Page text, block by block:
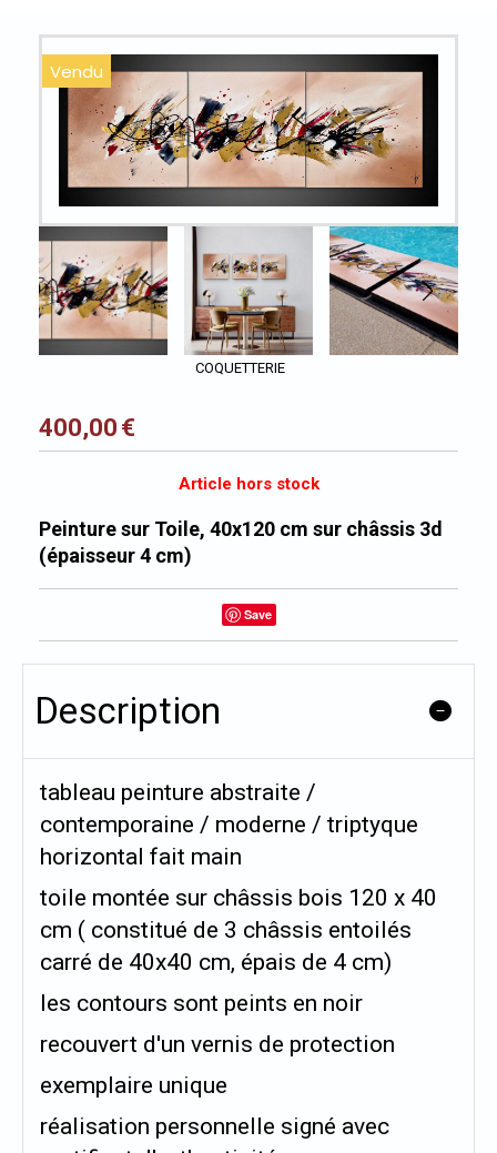
Vendu
COQUETTERIE
400,00 €
Article hors stock
Peinture sur Toile, 40x120 cm sur châssis 3d
(épaisseur 4 cm)
Save
Description
tableau peinture abstraite /
contemporaine / moderne / triptyque
horizontal fait main
toile montée sur châssis bois 120 x 40
cm ( constitué de 3 châssis entoilés
carré de 40x40 cm, épais de 4 cm)
les contours sont peints en noir
recouvert d'un vernis de protection
exemplaire unique
réalisation personnelle signé avec